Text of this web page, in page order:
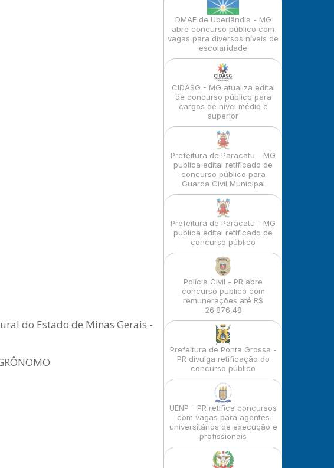
do Estado de Minas Gerais -
DMAE de Uberlândia - MG
abre concurso público com
vagas para diversos níveis de
escolaridade
CIDASG - MG atualiza edital
de concurso público para
cargos de nível médio e
superior
Prefeitura de Paracatu - MG
publica edital retificado de
concurso público para
Guarda Civil Municipal
Prefeitura de Paracatu - MG
publica edital retificado de
concurso público
Polícia Civil - PR abre
concurso público com
remunerações até R$
26.876,48
Prefeitura de Ponta Grossa -
PR divulga retificação do
concurso público
UENP - PR retifica concursos
com vagas para agentes
universitários de execução e
profissionais